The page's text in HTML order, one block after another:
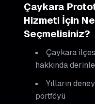
Çaykara
Hizmeti İçin
Seçmelisiniz?
Çaykara
hakkında
Yılların
portföyü